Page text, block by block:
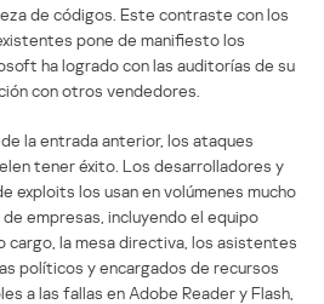
de códigos. Este contraste con los
pone de manifiesto los
ha logrado con las auditorías de su
con otros vendedores.
la entrada anterior, los ataques
tener éxito. Los desarrolladores y
exploits los usan en volúmenes mucho
empresas, incluyendo el equipo
cargo, la mesa directiva, los asistentes
políticos y encargados de recursos
a las fallas en Adobe Reader y Flash,